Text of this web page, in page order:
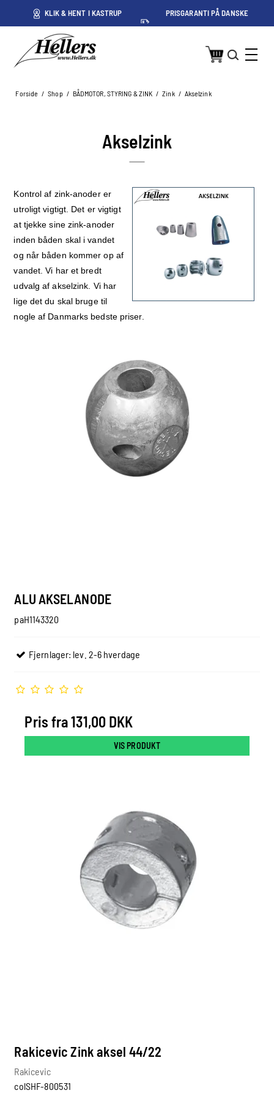
KLIK & HENT I KASTRUP PRISGARANTI PÅ DANSKE
Forside / Shop / BÅDMOTOR, STYRING & ZINK / Zink / Akselzink
Akselzink
Kontrol af zink-anoder er
utroligt vigtigt. Det er vigtigt
at tjekke sine zink-anoder
inden båden skal i vandet
og når båden kommer op af
vandet. Vi har et bredt
udvalg af akselzink. Vi har
lige det du skal bruge til
nogle af Danmarks bedste priser.
ALU AKSELANODE
paH1143320
Fjernlager: lev. 2-6 hverdage
Pris fra131,00 DKK
VIS PRODUKT
Rakicevic Zink aksel 44/22
Rakicevic
colSHF-800531